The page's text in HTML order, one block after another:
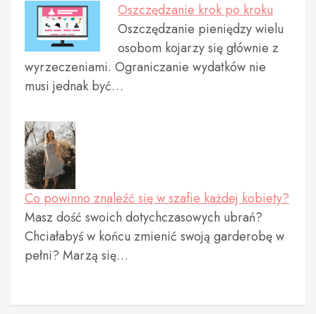
Oszczędzanie krok po kroku
Oszczędzanie pieniędzy wielu
osobom kojarzy się głównie z
wyrzeczeniami. Ograniczanie wydatków nie
musi jednak być…
Co powinno znaleźć się w szafie każdej kobiety?
Masz dość swoich dotychczasowych ubrań?
Chciałabyś w końcu zmienić swoją garderobę w
pełni? Marzą się…